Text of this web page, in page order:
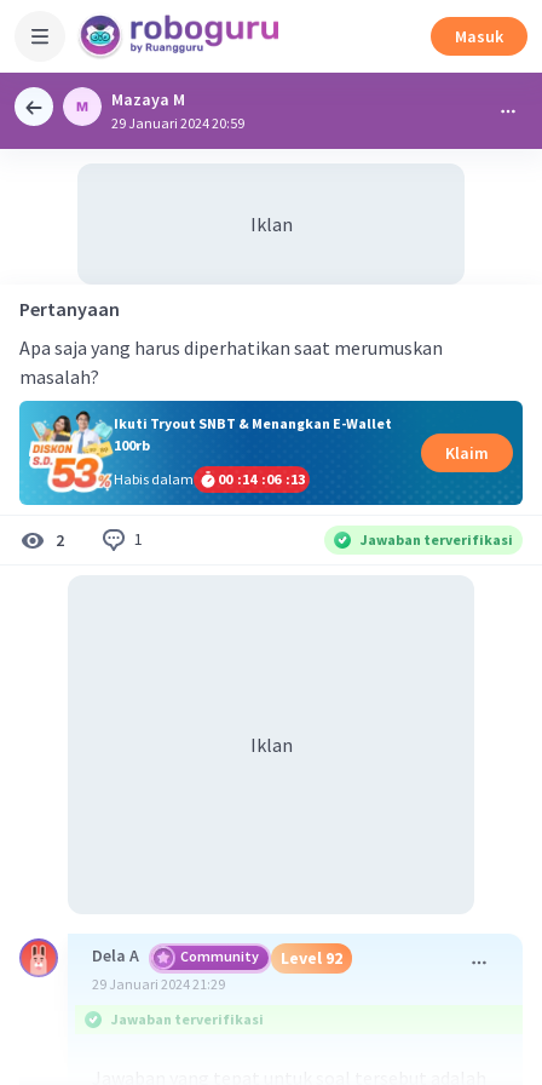
Masuk
Mazaya M
29 Januari 2024 20:59
Iklan
Pertanyaan
Apa saja yang harus diperhatikan saat merumuskan
masalah?
Ikuti Tryout SNBT & Menangkan E-Wallet
100rb
Habis dalam
00 :14 :06 :13
Klaim
2 1 Jawaban terverifikasi
Iklan
Dela A Community Level 92
29 Januari 2024 21:29
Jawaban terverifikasi